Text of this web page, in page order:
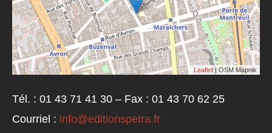
Leaflet | OSM Mapnik
Tél. : 01 43 71 41 30 – Fax : 01 43 70 62 25
Courriel : info@editionspetra.fr